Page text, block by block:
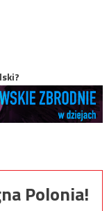
Polonia!